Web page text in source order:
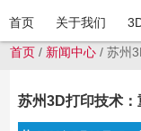
首页 关于我们
首页 / 新闻中心 / 苏州
苏州3D打印技术